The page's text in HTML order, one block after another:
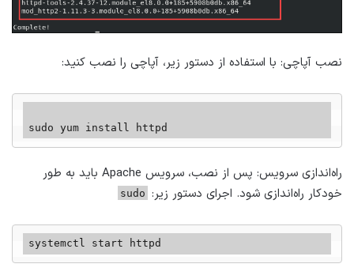
نصب آپاچی: با استفاده از دستور زیر، آپاچی را نصب کنید:
sudo yum install httpd
راه‌اندازی سرویس: پس از نصب، سرویس Apache باید به طور
خودکار راه‌اندازی شود. اجرای دستور زیر: sudo
systemctl start httpd